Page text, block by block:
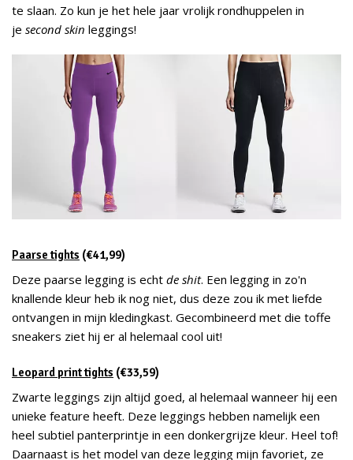
te slaan. Zo kun je het hele jaar vrolijk rondhuppelen in
je second skin leggings!
Paarse tights (€41,99)
Deze paarse legging is echt de shit. Een legging in zo'n
knallende kleur heb ik nog niet, dus deze zou ik met liefde
ontvangen in mijn kledingkast. Gecombineerd met die toffe
sneakers ziet hij er al helemaal cool uit!
Leopard print tights (€33,59)
Zwarte leggings zijn altijd goed, al helemaal wanneer hij een
unieke feature heeft. Deze leggings hebben namelijk een
heel subtiel panterprintje in een donkergrijze kleur. Heel tof!
Daarnaast is het model van deze legging mijn favoriet, ze